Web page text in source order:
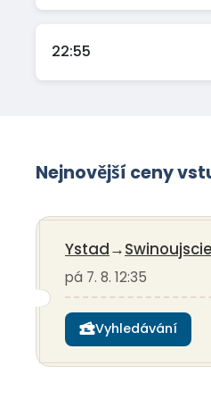
22:55
Nejnovější ceny
Ystad→Swinoujscie
pá 7. 8. 12:35
Vyhledávání